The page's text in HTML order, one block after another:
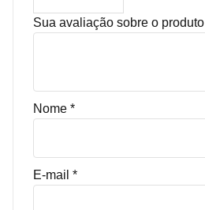
Sua avaliação sobre o produto
Nome *
E-mail *